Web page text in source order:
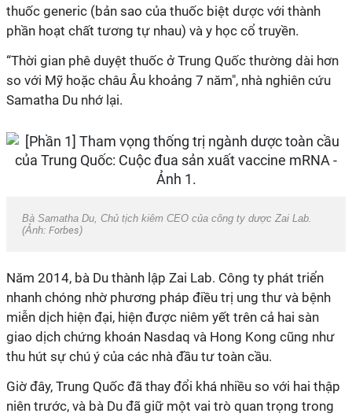
thuốc generic (bản sao của thuốc biệt dược với thành
phần hoạt chất tương tự nhau) và y học cổ truyền.
“Thời gian phê duyệt thuốc ở Trung Quốc thường dài hơn
so với Mỹ hoặc châu Âu khoảng 7 năm", nhà nghiên cứu
Samatha Du nhớ lại.
Bà Samatha Du, Chủ tịch kiêm CEO của công ty dược Zai Lab.
(Ảnh: Forbes)
Năm 2014, bà Du thành lập Zai Lab. Công ty phát triển
nhanh chóng nhờ phương pháp điều trị ung thư và bệnh
miễn dịch hiện đại, hiện được niêm yết trên cả hai sàn
giao dịch chứng khoán Nasdaq và Hong Kong cũng như
thu hút sự chú ý của các nhà đầu tư toàn cầu.
Giờ đây, Trung Quốc đã thay đổi khá nhiều so với hai thập
niên trước, và bà Du đã giữ một vai trò quan trọng trong